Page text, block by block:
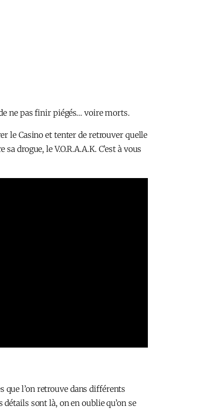
ne pas finir piégés… voire morts.
le Casino et tenter de retrouver quelle
drogue, le V.O.R.A.A.K. C’est à vous
l’on retrouve dans différents
sont là, on en oublie qu’on se